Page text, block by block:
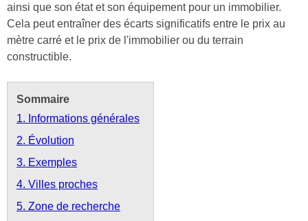
ainsi que son état et son équipement pour un immobilier.
Cela peut entraîner des écarts significatifs entre le prix au
mètre carré et le prix de l'immobilier ou du terrain
constructible.
Sommaire
1. Informations générales
2. Évolution
3. Exemples
4. Villes proches
5. Zone de recherche